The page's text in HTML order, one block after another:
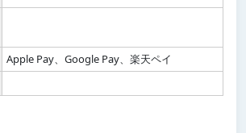
Apple Pay、Google Pay、楽天ペイ